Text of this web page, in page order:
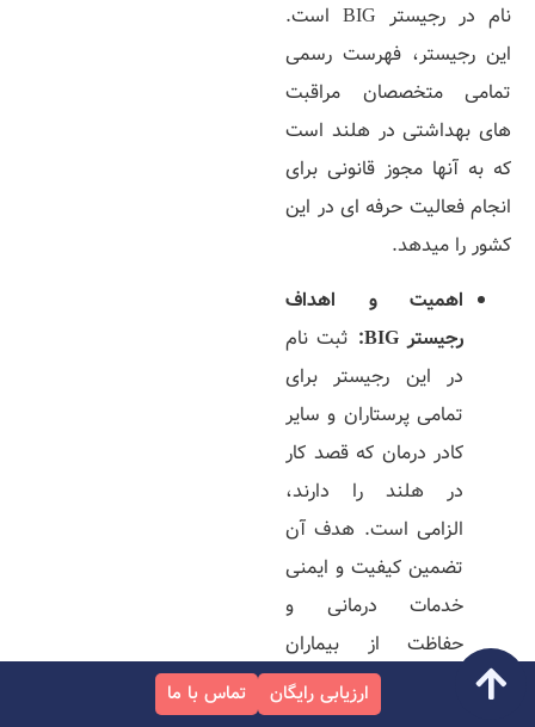
نام در رجیستر BIG است.
این رجیستر، فهرست رسمی
تمامی متخصصان مراقبت‌
های بهداشتی در هلند است
که به آنها مجوز قانونی برای
انجام فعالیت حرفه‌ ای در این
کشور را میدهد.
اهمیت و اهداف
رجیسترBIG:
ثبت‌ نام
در این رجیستر برای
تمامی پرستاران و سایر
کادر درمان که قصد کار
در هلند را دارند،
الزامی است. هدف آن
تضمین کیفیت و ایمنی
خدمات درمانی و
حفاظت از بیماران
است. این ثبت‌ نام به
شما اجازه میدهد از
ارزیابی رایگان تماس با ما